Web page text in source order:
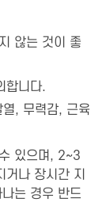
않는 것이 좋
합니다.
, 무력감, 근육
있으며, 2~3
나 장시간 지
는 경우 반드